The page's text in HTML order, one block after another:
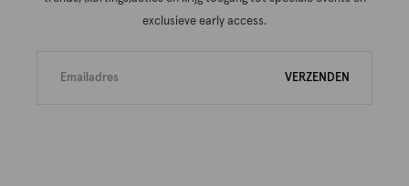
exclusieve early access.
VERZENDEN